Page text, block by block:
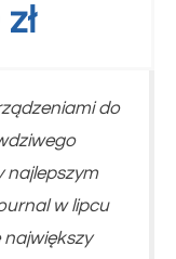
zł
do
najlepszym
w lipcu
największy